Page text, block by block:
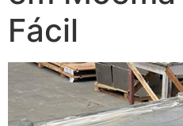
Fácil